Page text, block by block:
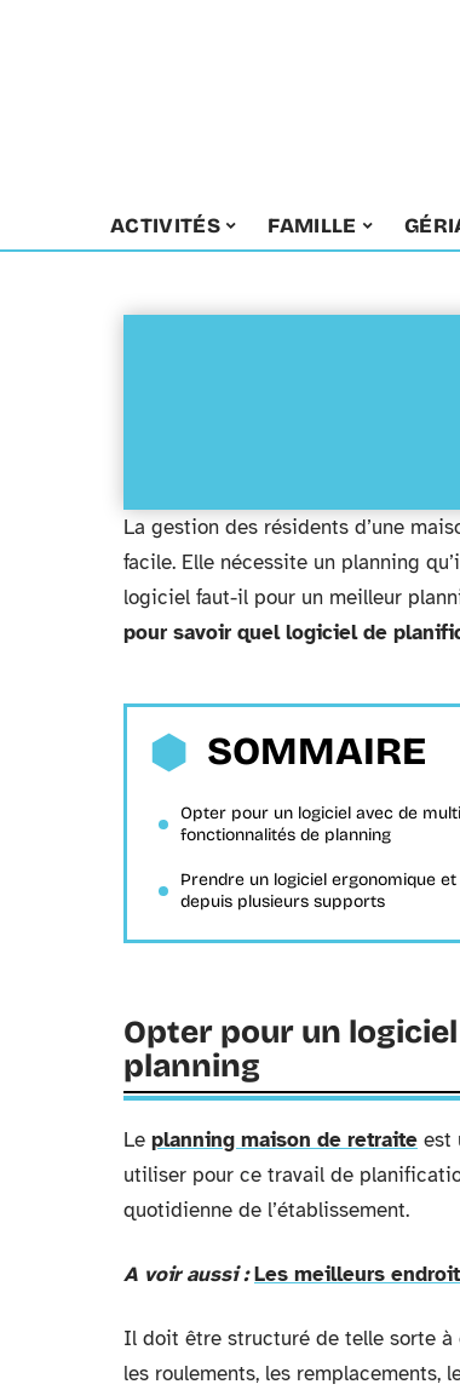
ACTIVITÉS FAMILLE
La gestion des résidents d’une
facile. Elle nécessite un planning
logiciel faut-il pour un meilleur
pour savoir quel logiciel de
SOMMAIRE
Opter pour un logiciel avec de
fonctionnalités de planning
Prendre un logiciel ergonomique
depuis plusieurs supports
Opter pour un
planning
Le planning maison de retraite est
utiliser pour ce travail de
quotidienne de l’établissement.
A voir aussi : Les meilleurs
Il doit être structuré de telle sorte à
les roulements, les remplacements,